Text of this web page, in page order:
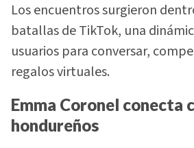
Los encuentros surgieron
batallas de TikTok, una
usuarios para conversar,
regalos virtuales.
Emma Coronel
hondureños